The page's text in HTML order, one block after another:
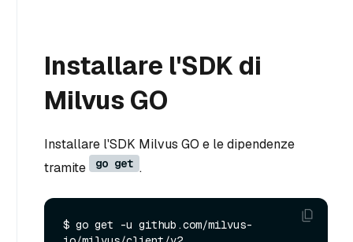
Installare l'SDK di
Milvus GO
Installare l'SDK Milvus GO e le dipendenze
tramite
go get .
$ go get -u github.com/milvus-